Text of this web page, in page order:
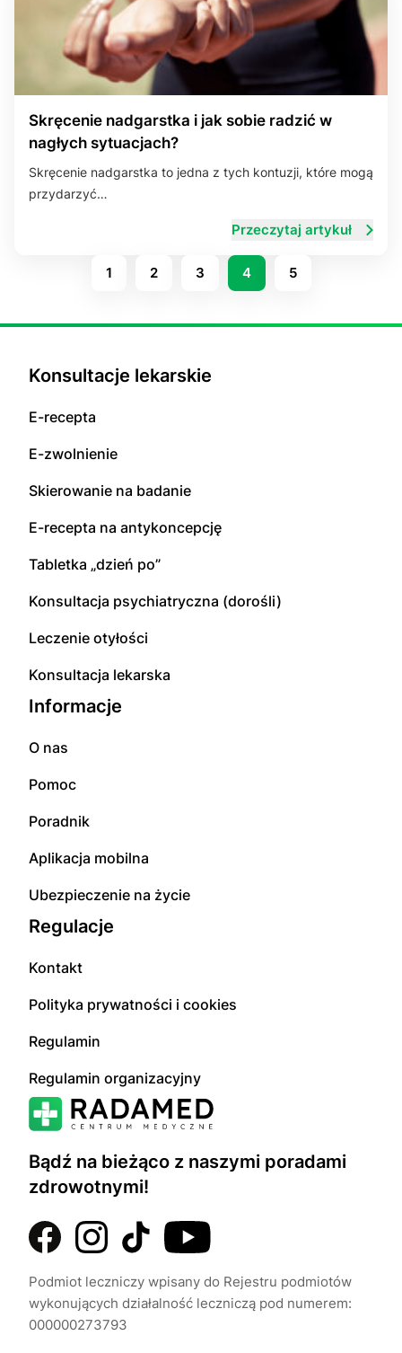
Skręcenie nadgarstka i jak sobie radzić w
nagłych sytuacjach?
Skręcenie nadgarstka to jedna z tych kontuzji, które mogą
przydarzyć…
Przeczytaj artykuł
1 2 3 4 5
Bądź na bieżąco z naszymi poradami
zdrowotnymi!
Podmiot leczniczy wpisany do Rejestru podmiotów
wykonujących działalność leczniczą pod numerem:
000000273793
Konsultacje lekarskie
E-recepta
E-zwolnienie
Skierowanie na badanie
E-recepta na antykoncepcję
Tabletka „dzień po”
Konsultacja psychiatryczna (dorośli)
Leczenie otyłości
Konsultacja lekarska
Informacje
O nas
Pomoc
Poradnik
Aplikacja mobilna
Ubezpieczenie na życie
Regulacje
Kontakt
Polityka prywatności i cookies
Regulamin
Regulamin organizacyjny